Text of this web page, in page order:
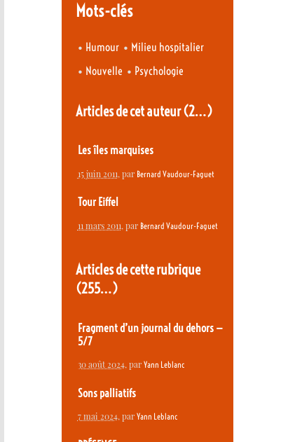
Mots-clés
• Humour • Milieu hospitalier
• Nouvelle • Psychologie
Articles de cet auteur(2…)
Les îles marquises
15 juin 2011, par Bernard Vaudour-Faguet
Tour Eiffel
11 mars 2011, par Bernard Vaudour-Faguet
Articles de cette rubrique
(255…)
Fragment d’un journal du dehors —
5/7
30 août 2024, par Yann Leblanc
Sons palliatifs
7 mai 2024, par Yann Leblanc